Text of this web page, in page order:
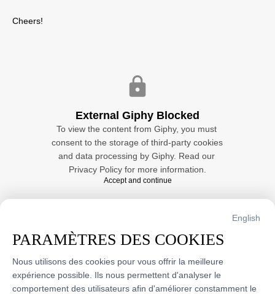
Cheers!
External Giphy Blocked
To view the content from Giphy, you must
consent to the storage of third-party cookies
and data processing by Giphy. Read our
Privacy Policy for more information.
Accept and continue
Sources :
What's the meaning of IBU?
https://beerconnoisseur.com/articles/whats-meaning-
English
PARAMÈTRES DES COOKIES
Nous utilisons des cookies pour vous offrir la meilleure
expérience possible. Ils nous permettent d'analyser le
comportement des utilisateurs afin d'améliorer constamment le